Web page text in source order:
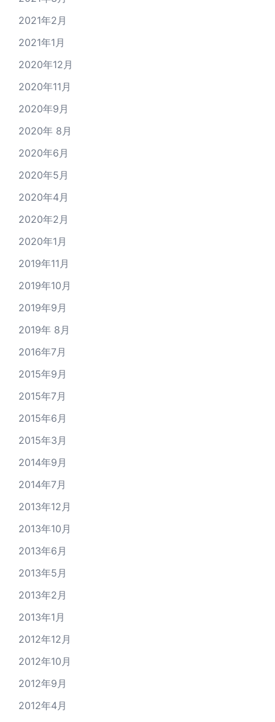
2021年2月
2021年1月
2020年12月
2020年11月
2020年9月
2020年 8月
2020年6月
2020年5月
2020年4月
2020年2月
2020年1月
2019年11月
2019年10月
2019年9月
2019年 8月
2016年7月
2015年9月
2015年7月
2015年6月
2015年3月
2014年9月
2014年7月
2013年12月
2013年10月
2013年6月
2013年5月
2013年2月
2013年1月
2012年12月
2012年10月
2012年9月
2012年4月